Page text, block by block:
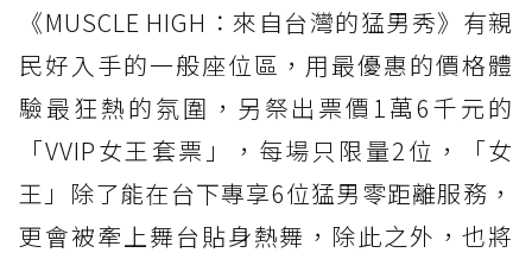
《MUSCLE HIGH：來自台灣的猛男秀》有親
民好入手的一般座位區，用最優惠的價格體
驗最狂熱的氛圍，另祭出票價1萬6千元的
「VVIP女王套票」，每場只限量2位，「女
王」除了能在台下專享6位猛男零距離服務，
更會被牽上舞台貼身熱舞，除此之外，也將